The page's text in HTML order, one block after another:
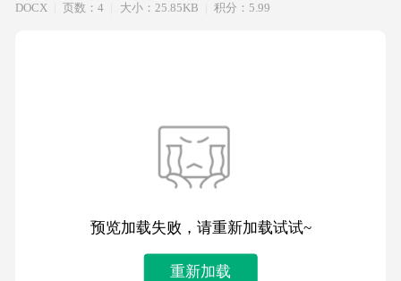
DOCX
页数：4 大小：25.85KB 积分：5.99
预览加载失败，请重新加载试试~
重新加载